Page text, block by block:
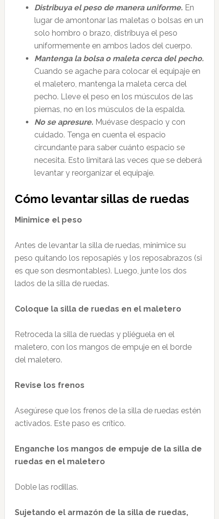
Distribuya el peso de manera uniforme. En
lugar de amontonar las maletas o bolsas en un
solo hombro o brazo, distribuya el peso
uniformemente en ambos lados del cuerpo.
Mantenga la bolsa o maleta cerca del pecho.
Cuando se agache para colocar el equipaje en
el maletero, mantenga la maleta cerca del
pecho. Lleve el peso en los músculos de las
piernas, no en los músculos de la espalda.
No se apresure. Muévase despacio y con
cuidado. Tenga en cuenta el espacio
circundante para saber cuánto espacio se
necesita. Esto limitará las veces que se deberá
levantar y reorganizar el equipaje.
Cómo levantar sillas de ruedas
Minimice el peso
Antes de levantar la silla de ruedas, minimice su
peso quitando los reposapiés y los reposabrazos (si
es que son desmontables). Luego, junte los dos
lados de la silla de ruedas.
Coloque la silla de ruedas en el maletero
Retroceda la silla de ruedas y pliéguela en el
maletero, con los mangos de empuje en el borde
del maletero.
Revise los frenos
Asegúrese que los frenos de la silla de ruedas estén
activados. Este paso es crítico.
Enganche los mangos de empuje de la silla de
ruedas en el maletero
Doble las rodillas.
Sujetando el armazón de la silla de ruedas,